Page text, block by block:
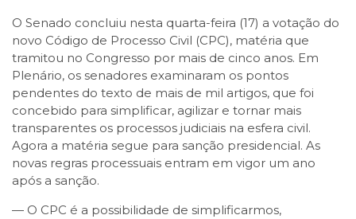
O Senado concluiu nesta quarta-feira (17) a votação do
novo Código de Processo Civil (CPC), matéria que
tramitou no Congresso por mais de cinco anos. Em
Plenário, os senadores examinaram os pontos
pendentes do texto de mais de mil artigos, que foi
concebido para simplificar, agilizar e tornar mais
transparentes os processos judiciais na esfera civil.
Agora a matéria segue para sanção presidencial. As
novas regras processuais entram em vigor um ano
após a sanção.
— O CPC é a possibilidade de simplificarmos,